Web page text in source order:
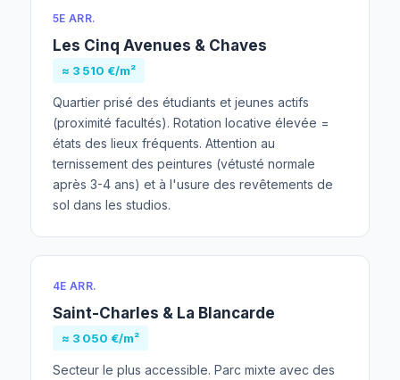
5E ARR.
Les Cinq Avenues & Chaves
≈ 3 510 €/m²
Quartier prisé des étudiants et jeunes actifs
(proximité facultés). Rotation locative élevée =
états des lieux fréquents. Attention au
ternissement des peintures (vétusté normale
après 3-4 ans) et à l'usure des revêtements de
sol dans les studios.
4E ARR.
Saint-Charles & La Blancarde
≈ 3 050 €/m²
Secteur le plus accessible. Parc mixte avec des